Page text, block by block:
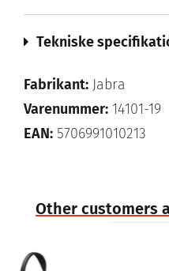
Tekniske
Fabrikant: Jabra
Varenummer: 14101-19
EAN: 5706991010213
Other customers